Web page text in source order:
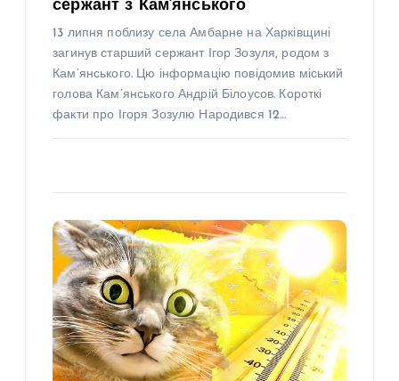
сержант з Кам’янського
13 липня поблизу села Амбарне на Харківщині
загинув старший сержант Ігор Зозуля, родом з
Кам’янського. Цю інформацію повідомив міський
голова Кам’янського Андрій Білоусов. Короткі
факти про Ігоря Зозулю Народився 12…